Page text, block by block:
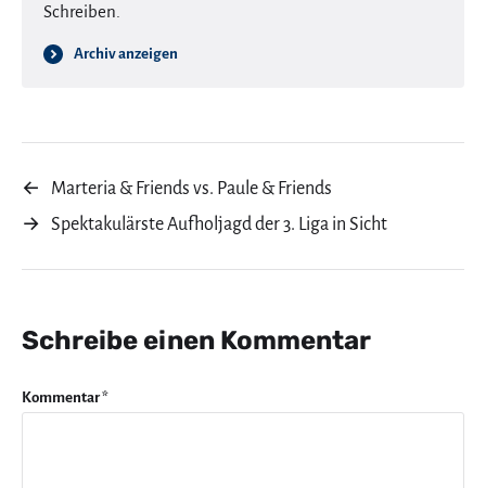
Schreiben.
Archiv anzeigen
←
Marteria & Friends vs. Paule & Friends
→
Spektakulärste Aufholjagd der 3. Liga in Sicht
Schreibe einen Kommentar
Kommentar*